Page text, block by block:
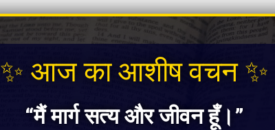
✨ आज का आशीष वचन ✨
“मैं मार्ग सत्य और जीवन हूँ।”